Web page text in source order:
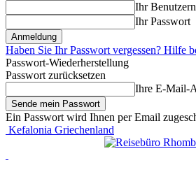
Ihr
Ihr Passwort
Haben Sie Ihr Passwort vergessen? Hilfe
Passwort-Wiederherstellung
Passwort zurücksetzen
Ihre E-Mail-
Ein Passwort wird Ihnen per Email
Kefalonia Griechenland